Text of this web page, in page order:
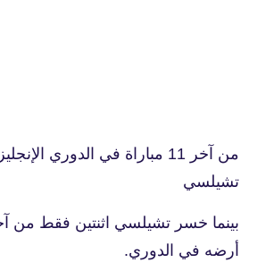
من آخر 11 مباراة في الدوري
تشيلسي
أرضه في الدوري.